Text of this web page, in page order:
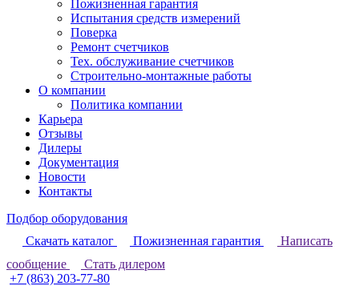
Пожизненная гарантия
Испытания средств измерений
Поверка
Ремонт счетчиков
Тех. обслуживание счетчиков
Строительно-монтажные работы
О компании
Политика компании
Карьера
Отзывы
Дилеры
Документация
Новости
Контакты
Подбор оборудования
Скачать каталог
Пожизненная гарантия
Написать
сообщение
Стать дилером
+7 (863) 203-77-80